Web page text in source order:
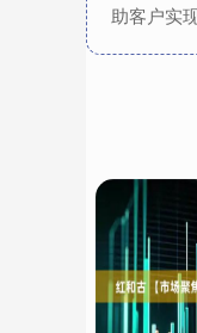
助客户实